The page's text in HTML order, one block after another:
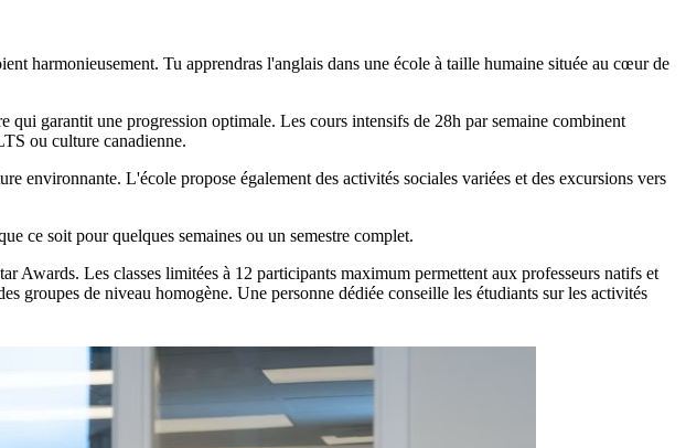
harmonieusement. Tu apprendras l'anglais dans une école à taille humaine située au cœur de
garantit une progression optimale. Les cours intensifs de 28h par semaine combinent
ou culture canadienne.
environnante. L'école propose également des activités sociales variées et des excursions vers
ce soit pour quelques semaines ou un semestre complet.
Awards. Les classes limitées à 12 participants maximum permettent aux professeurs natifs et
groupes de niveau homogène. Une personne dédiée conseille les étudiants sur les activités